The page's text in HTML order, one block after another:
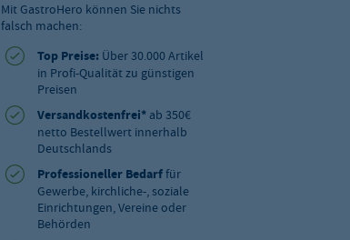
Mit GastroHero können Sie nichts
falsch machen:
Top Preise: Über 30.000 Artikel
in Profi-Qualität zu günstigen
Preisen
Versandkostenfrei* ab 350€
netto Bestellwert innerhalb
Deutschlands
Professioneller Bedarffür
Gewerbe, kirchliche-, soziale
Einrichtungen, Vereine oder
Behörden